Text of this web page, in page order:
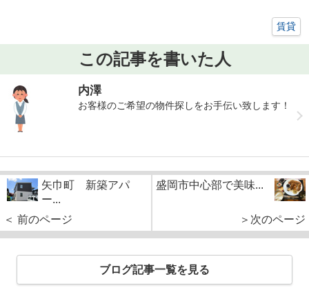
賃貸
この記事を書いた人
内澤
お客様のご希望の物件探しをお手伝い致します！
矢巾町 新築アパ
ー...
＜ 前のページ
盛岡市中心部で美味...
＞次のページ
ブログ記事一覧を見る